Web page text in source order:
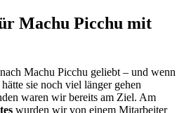
Machu Picchu mit
Machu Picchu geliebt – und wenn
sie noch viel länger gehen
waren wir bereits am Ziel. Am
wurden wir von einem Mitarbeiter